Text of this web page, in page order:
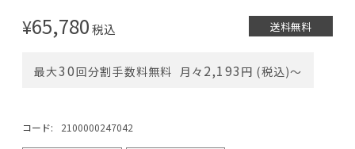
¥65,780税込 送料無料
最大30回分割手数料無料 月々 2,193 円 (税込)〜
コード: 2100000247042